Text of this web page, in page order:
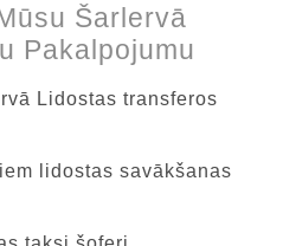
Šarlervā
Pakalpojumu
Lidostas transferos
lidostas savākšanas